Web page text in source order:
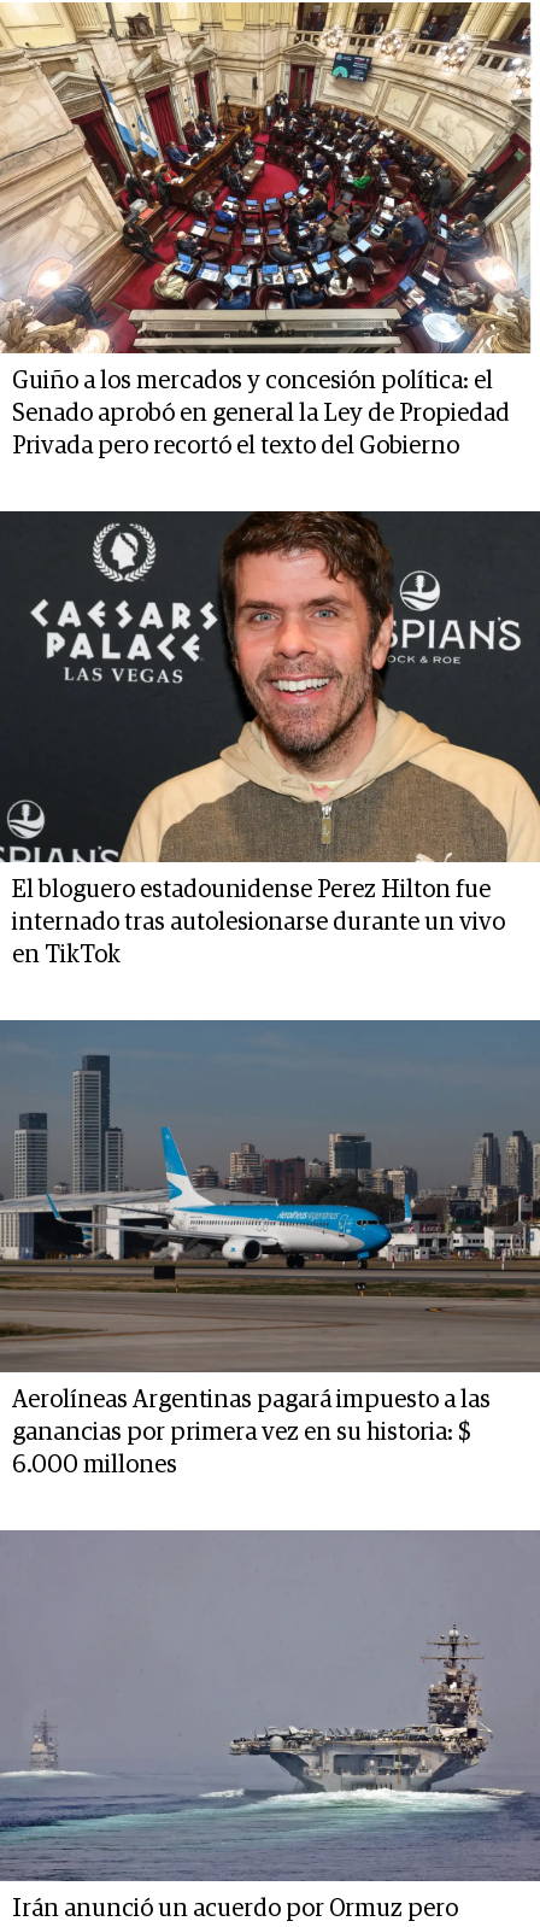
Guiño a los mercados y concesión política: el
Senado aprobó en general la Ley de Propiedad
Privada pero recortó el texto del Gobierno
El bloguero estadounidense Perez Hilton fue
internado tras autolesionarse durante un vivo
en TikTok
Aerolíneas Argentinas pagará impuesto a las
ganancias por primera vez en su historia: $
6.000 millones
Irán anunció un acuerdo por Ormuz pero